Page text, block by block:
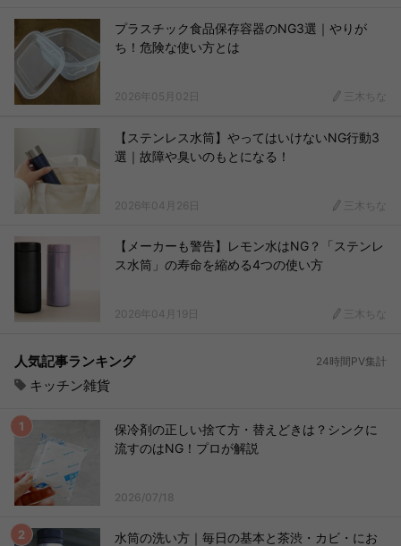
プラスチック食品保存容器のNG3選｜やりが
ち！危険な使い方とは
2026年05月02日 三木ちな
【ステンレス水筒】やってはいけないNG行動3
選｜故障や臭いのもとになる！
2026年04月26日 三木ちな
【メーカーも警告】レモン水はNG？「ステンレ
ス水筒」の寿命を縮める4つの使い方
2026年04月19日 三木ちな
人気記事ランキング 24時間PV集計
キッチン雑貨
保冷剤の正しい捨て方・替えどきは？シンクに
流すのはNG！プロが解説
2026/07/18
水筒の洗い方｜毎日の基本と茶渋・カビ・にお